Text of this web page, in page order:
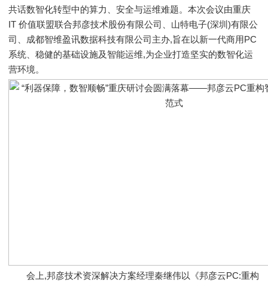
共话数智化转型中的算力、安全与运维难题。本次会议由重庆
IT 价值联盟联合邦彦技术股份有限公司、山特电子(深圳)有限公
司、成都智维盈讯数据科技有限公司主办,旨在以新一代商用PC
系统、稳健的基础设施及智能运维,为企业打造坚实的数智化运
营环境。
会上,邦彦技术资深解决方案经理秦继伟以《邦彦云PC:重构